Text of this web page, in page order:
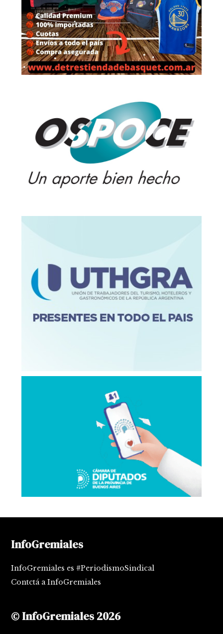
InfoGremiales
InfoGremiales es #PeriodismoSindical
Contctá a InfoGremiales
© InfoGremiales 2026